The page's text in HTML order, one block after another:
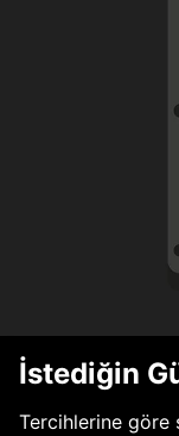
İstediğin
Tercihlerine göre